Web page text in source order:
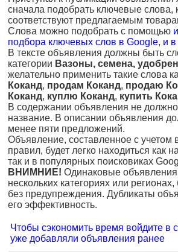
сначала подобрать ключевые слова,
соответствуют предлагаемым
Слова можно подобрать с помощью
подбора ключевых слов в Google, и
В тексте объявления должны быть
категории Вазоны, семена,
желательно применить такие слова
Коканд, продам Коканд, продаю
Коканд, куплю Коканд, купить
В содержании объявления не должно
название. В описании объявления
менее пяти предложений.
Объявление, составленное с
правил, будет легко находиться как
так и в популярных поисковиках
ВНИМНИЕ! Одинаковые
нескольких категориях или регионах,
без предупреждения. Дубликаты
его эффективность.
Чтобы сэкономить время войдите в
уже добавляли объявления ранее